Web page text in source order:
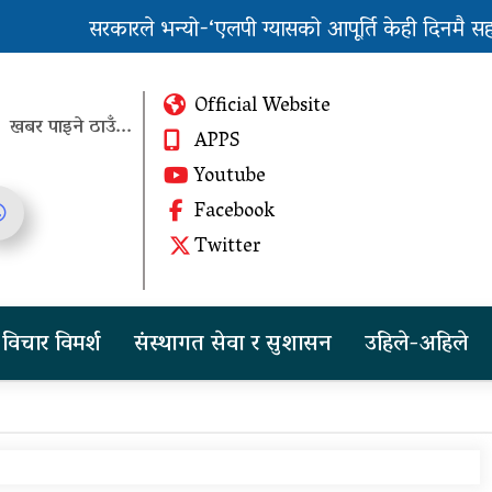
सरकारले भन्यो-‘एलपी ग्यासको आपूर्ति केही दिनमै सहज
खबर पाइने ठाउँ...
Official Website
APPS
Youtube
Facebook
Twitter
विचार विमर्श संस्थागत सेवा र सुशासन उहिले-अहिले
तीन दिन सम्म मुसलधारे देखि
आरिघोप्टे मनसुन, सतर्क रहन
चीनको दबाबपछि तिब्बत
सम्मेलनमा दलाई लामाका
प्रतिनिधि नआउने